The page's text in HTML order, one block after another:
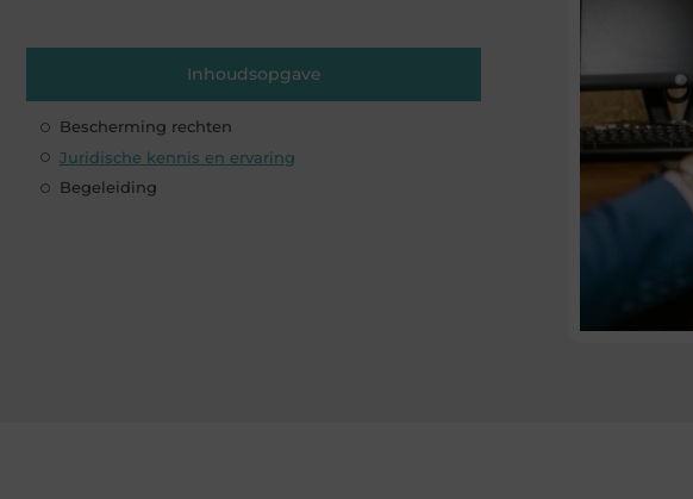
Inhoudsopgave
Bescherming rechten
Juridische kennis en ervaring
Begeleiding